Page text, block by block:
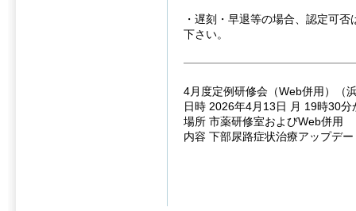
・遅刻・早退等の場合、認定可
下さい。
4月度定例研修会（Web併用）（
日時 2026年4月13日 月 19時30分
場所 市薬研修室およびWeb併用
内容 下部尿路症状治療アップデ